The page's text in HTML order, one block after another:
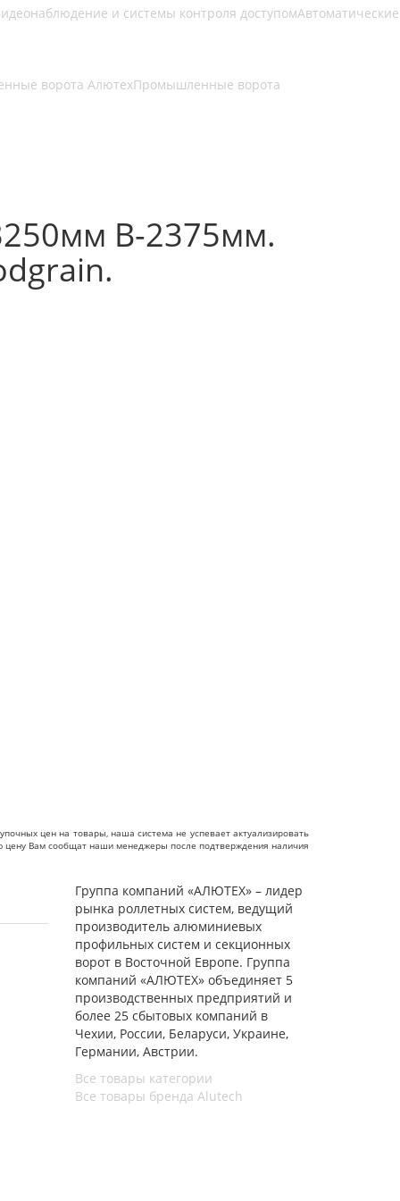
и системы контроля доступомАвтоматические
ворота АлютехПромышленные ворота
В-2375мм.
цен на товары, наша система не успевает актуализировать
Вам сообщат наши менеджеры после подтверждения наличия
Группа компаний «АЛЮТЕХ» – лидер
рынка роллетных систем, ведущий
производитель алюминиевых
профильных систем и секционных
ворот в Восточной Европе. Группа
компаний «АЛЮТЕХ» объединяет 5
производственных предприятий и
более 25 сбытовых компаний в
Чехии, России, Беларуси, Украине,
Германии, Австрии.
Все товары категории
Все товары бренда Alutech